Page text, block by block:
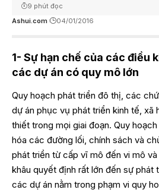
Ashui.com 04/01/2016
9 phút đọc
1- Sự hạn chế của các điều
các dự án có quy mô lớn
Quy hoạch phát triển đô thị, các
dự án phục vụ phát triển kinh tế, xã
thiết trong mọi giai đoạn. Quy
hóa các đường lối, chính sách và
phát triển từ cấp vĩ mô đến vi mô
khâu quyết định rất lớn đến sự phát
các dự án nằm trong phạm vi quy